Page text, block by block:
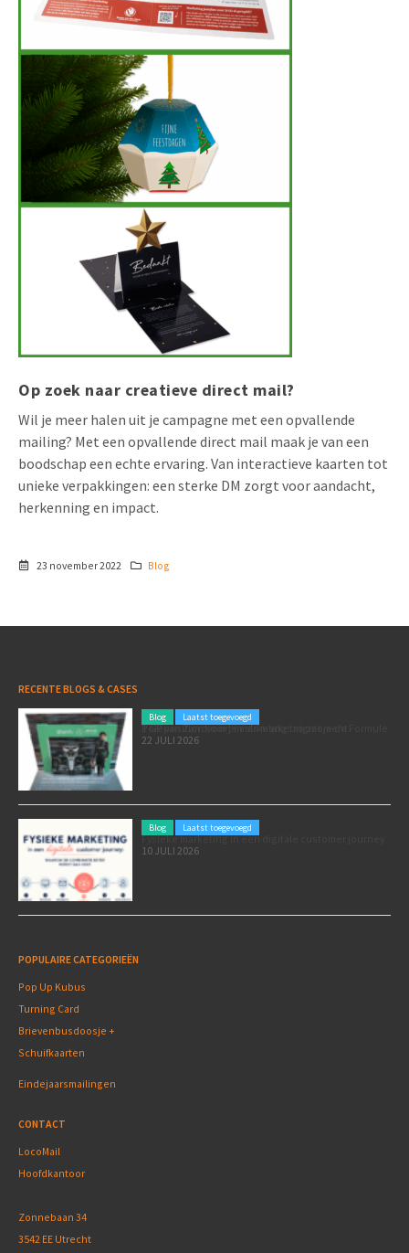
Op zoek naar creatieve direct mail?
Wil je meer halen uit je campagne met een opvallende
mailing? Met een opvallende direct mail maak je van een
boodschap een echte ervaring. Van interactieve kaarten tot
unieke verpakkingen: een sterke DM zorgt voor aandacht,
herkenning en impact.
23 november 2022 Blog
RECENTE BLOGS & CASES
Blog Laatst toegevoegd
Poleposition voor je marketing: zó zet je de Formule 1 GP van Zandvoort in als marketingmoment
22 JULI 2026
Blog Laatst toegevoegd
Fysieke marketing in een digitale customer journey
10 JULI 2026
POPULAIRE CATEGORIEËN
Pop Up Kubus
Turning Card
Brievenbusdoosje +
Schuifkaarten
Eindejaarsmailingen
CONTACT
LocoMail
Hoofdkantoor
Zonnebaan 34
3542 EE Utrecht